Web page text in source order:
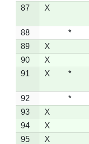
87 X
88 *
89
X
90
X
91
X *
92 *
93
X
94
X
95
X